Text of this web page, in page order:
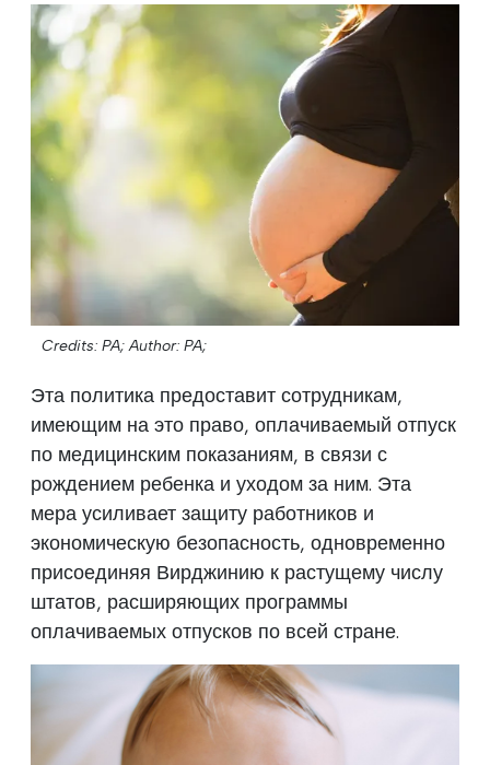
Credits: PA; Author: PA;
Эта политика предоставит сотрудникам,
имеющим на это право, оплачиваемый отпуск
по медицинским показаниям, в связи с
рождением ребенка и уходом за ним. Эта
мера усиливает защиту работников и
экономическую безопасность, одновременно
присоединяя Вирджинию к растущему числу
штатов, расширяющих программы
оплачиваемых отпусков по всей стране.